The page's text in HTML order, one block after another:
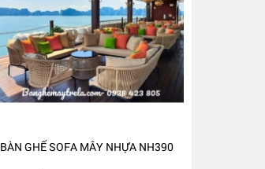
BÀN GHẾ SOFA MÂY NHỰA NH390